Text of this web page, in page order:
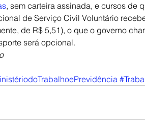
, sem carteira assinada, e cursos de
de Serviço Civil Voluntário
de R$ 5,51), o que o governo
será opcional.